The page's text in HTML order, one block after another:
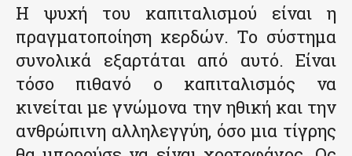
Η ψυχή του καπιταλισμού είναι η
πραγματοποίηση κερδών. Το σύστημα
συνολικά εξαρτάται από αυτό. Είναι
τόσο πιθανό ο καπιταλισμός να
κινείται με γνώμονα την ηθική και την
ανθρώπινη αλληλεγγύη, όσο μια τίγρης